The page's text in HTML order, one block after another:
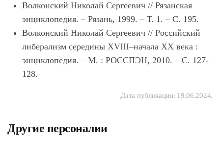
Волконский Николай Сергеевич // Рязанская
энциклопедия. – Рязань, 1999. – Т. 1. – С. 195.
Волконский Николай Сергеевич // Российский
либерализм середины XVIII–начала XX века :
энциклопедия. – М. : РОССПЭН, 2010. – С. 127-
128.
Дата публикации: 19.06.2024.
Другие персоналии
Коробейников Кузьма